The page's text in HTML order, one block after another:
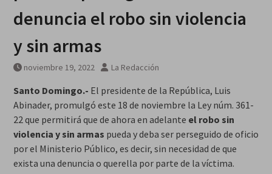
denuncia el robo sin violencia
y sin armas
noviembre 19, 2022 La Redacción
Santo Domingo.- El presidente de la República, Luis
Abinader, promulgó este 18 de noviembre la Ley núm. 361-
22 que permitirá que de ahora en adelante el robo sin
violencia y sin armas pueda y deba ser perseguido de oficio
por el Ministerio Público, es decir, sin necesidad de que
exista una denuncia o querella por parte de la víctima.